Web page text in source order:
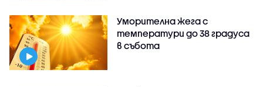
Уморителна жега с
температури до 38 градуса
в събота